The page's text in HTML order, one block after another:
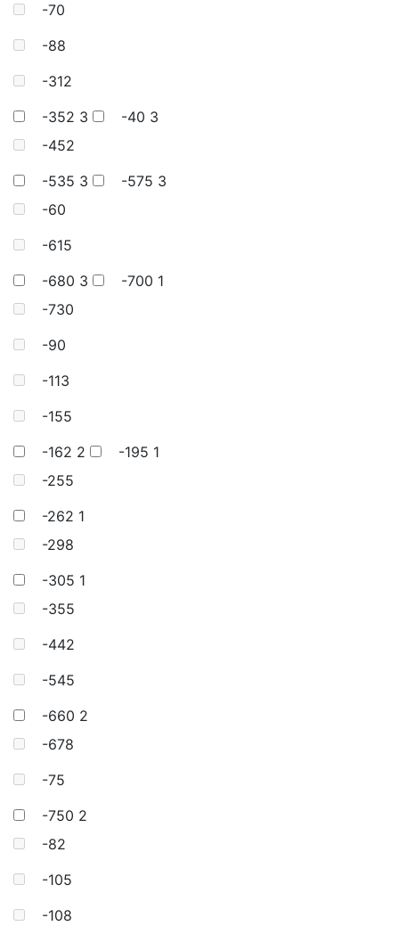
-70
-88
-312
-352 3 -40 3
-452
-535 3 -575 3
-60
-615
-680 3 -700 1
-730
-90
-113
-155
-162 2 -195 1
-255
-262 1
-298
-305 1
-355
-442
-545
-660 2
-678
-75
-750 2
-82
-105
-108